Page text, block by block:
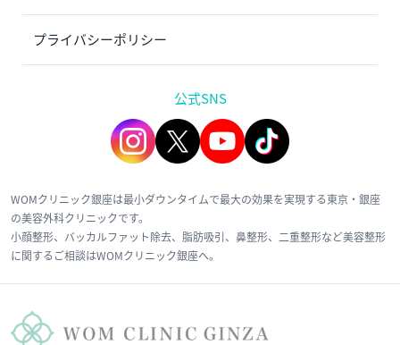
プライバシーポリシー
公式SNS
WOMクリニック銀座は最小ダウンタイムで最大の効果を実現する東京・銀座
の美容外科クリニックです。
小顔整形、バッカルファット除去、脂肪吸引、鼻整形、二重整形など美容整形
に関するご相談はWOMクリニック銀座へ。